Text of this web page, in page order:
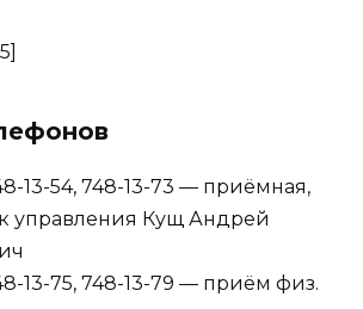
13-54, 748-13-73 — приёмная,
управления Кущ Андрей
13-75, 748-13-79 — приём физ.